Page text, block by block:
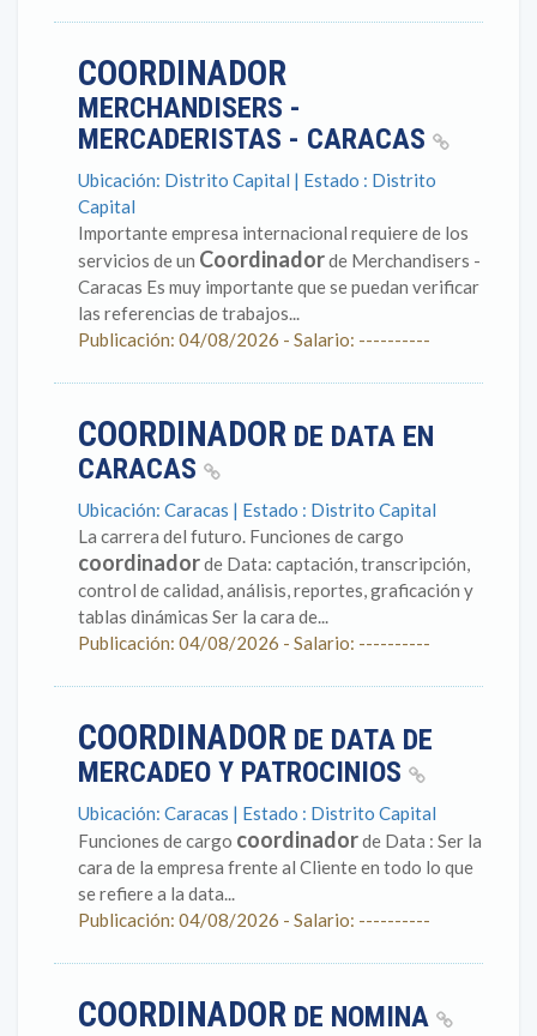
COORDINADOR
MERCHANDISERS -
MERCADERISTAS - CARACAS
Ubicación: Distrito Capital | Estado : Distrito
Capital
Importante empresa internacional requiere de los
servicios de un Coordinadorde Merchandisers -
Caracas Es muy importante que se puedan verificar
las referencias de trabajos...
Publicación: 04/08/2026 - Salario: ----------
COORDINADOR DE DATA EN
CARACAS
Ubicación: Caracas | Estado : Distrito Capital
La carrera del futuro. Funciones de cargo
coordinadorde Data: captación, transcripción,
control de calidad, análisis, reportes, graficación y
tablas dinámicas Ser la cara de...
Publicación: 04/08/2026 - Salario: ----------
COORDINADOR DE DATA DE
MERCADEO Y PATROCINIOS
Ubicación: Caracas | Estado : Distrito Capital
Funciones de cargo coordinadorde Data : Ser la
cara de la empresa frente al Cliente en todo lo que
se refiere a la data...
Publicación: 04/08/2026 - Salario: ----------
COORDINADOR DE NOMINA